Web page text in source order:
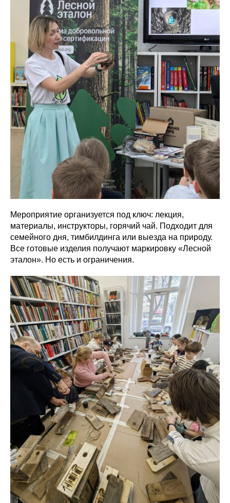
Мероприятие организуется под ключ: лекция,
материалы, инструкторы, горячий чай. Подходит для
семейного дня, тимбилдинга или выезда на природу.
Все готовые изделия получают маркировку «Лесной
эталон». Но есть и ограничения.